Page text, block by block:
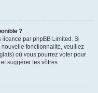
?
par phpBB Limited. Si
nouvelle fonctionnalité, veuillez
où vous pourrez voter pour
suggérer les vôtres.